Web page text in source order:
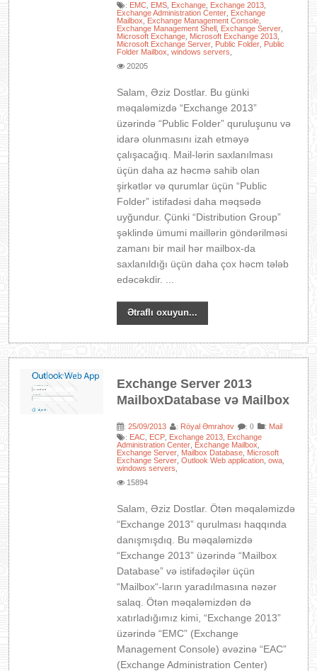
: EMC EMS Exchange Exchange 2013
Exchange Administration Center Exchange
Mailbox
Exchange Management Console
Exchange Management Shell Exchange Server
Microsoft Exchange Microsoft Exchange 2013
Microsoft Exchange Server Public Folder Public
Folder Mailbox
,windows servers
20205
Salam, Əziz Dostlar. Bu günki
məqaləmizdə “Exchange 2013”
üzərində “Public Folder” quruluşunu və
idarə olunmasını izah etməyə
çalışacağıq. Mail-lərin saxlanılması
üçün daha az həcmə sahib olan
şirkətlər və qurumlar üçün “Public
Folder” istifadəsi daha məqsədə
uyğundur. Çünki “Distribution Group”
şəklində ümumi maillərin göndərilməsi
zamanı bir mail hər mailbox-da
saxlanıldığı üçün daha çox həcm tələb
edəcəkdir. ...
Ətraflı oxuyun...
Exchange Server 2013
MailboxDatabase və Mailbox
:25/09/2013 : Röyal Əmrahov : 0 : Mail
: EAC ECP Exchange 2013 Exchange
Administration Center Exchange Mailbox
Exchange Server Mailbox Database Microsoft
Exchange Server ,Outlook Web application ,owa
windows servers
15894
Salam, Əziz Dostlar. Ötən məqaləmizdə
“Exchange 2013” qurulması haqqında
danışmışdıq. Bu məqaləmizdə
“Exchange 2013” üzərində “Mailbox
Database” və istifadəçilər üçün
“Mailbox“-ların yaradılmasına nəzər
salaq. Ötən məqaləmizdən də
xatırladığımız kimi, “Exchange 2013”
üzərində “EMC” (Exchange
Management Console) əvəzinə “EAC”
(Exchange Administration Center)